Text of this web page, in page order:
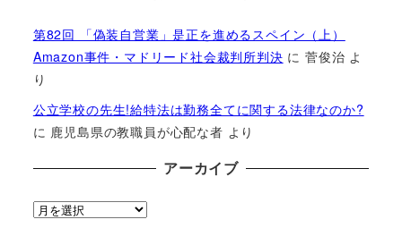
第82回 「偽装自営業」是正を進めるスペイン（上）
Amazon事件・マドリード社会裁判所判決 に菅俊治 よ
り
公立学校の先生!給特法は勤務全てに関する法律なのか?
に 鹿児島県の教職員が心配な者 より
アーカイブ
ア